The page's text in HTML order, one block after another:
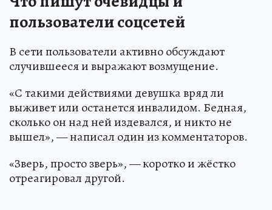
пользователи соцсетей
В сети пользователи активно обсуждают
случившееся и выражают возмущение.
«С такими действиями девушка вряд ли
выживет или останется инвалидом. Бедная,
сколько он над ней издевался, и никто не
вышел», — написал один из комментаторов.
«Зверь, просто зверь», — коротко и жёстко
отреагировал другой.